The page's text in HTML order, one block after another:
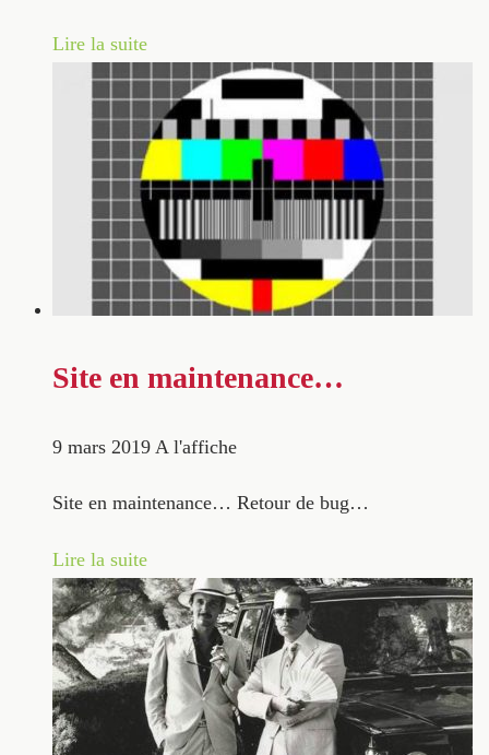
Lire la suite
Site en maintenance…
9 mars 2019 A l'affiche
Site en maintenance… Retour de bug…
Lire la suite